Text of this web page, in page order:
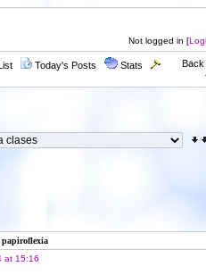
Not logged in [
Today's Posts
Stats
Back
papiroflexia
at 15:16